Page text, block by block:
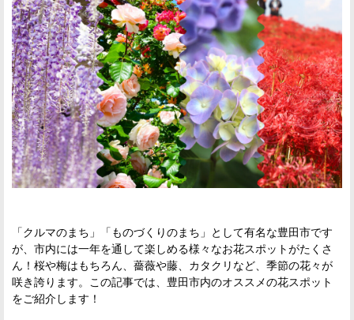
「クルマのまち」「ものづくりのまち」として有名な豊田市です
が、市内には一年を通して楽しめる様々なお花スポットがたくさ
ん！桜や梅はもちろん、薔薇や藤、カタクリなど、季節の花々が
咲き誇ります。この記事では、豊田市内のオススメの花スポット
をご紹介します！